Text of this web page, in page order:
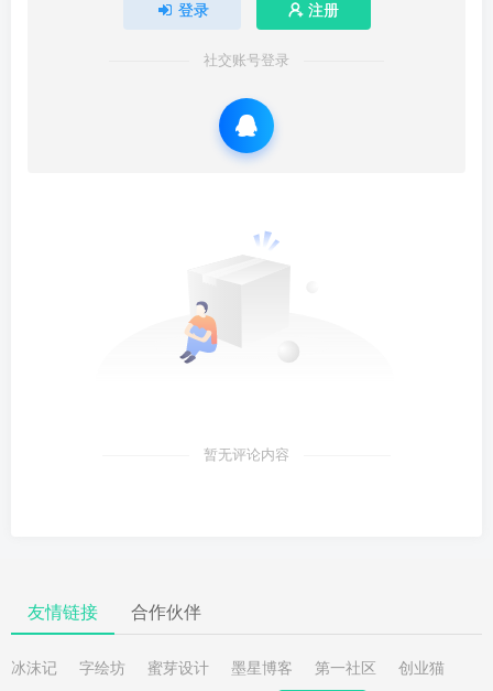
登录 注册
社交账号登录
暂无评论内容
友情链接 合作伙伴
冰沫记 字绘坊 蜜芽设计 墨星博客 第一社区 创业猫